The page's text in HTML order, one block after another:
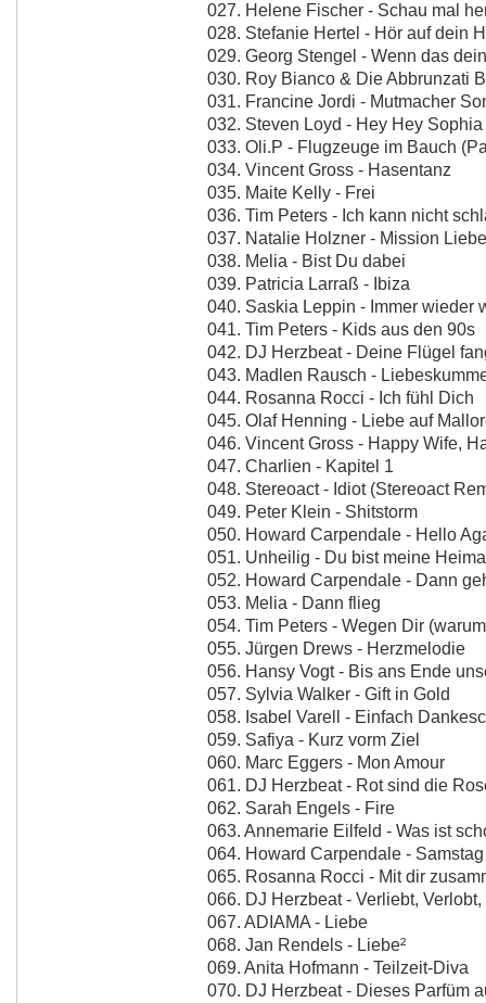
027. Helene Fischer - Schau mal
028. Stefanie Hertel - Hör auf dein
029. Georg Stengel - Wenn das
030. Roy Bianco & Die Abbrunzati
031. Francine Jordi - Mutmacher
032. Steven Loyd - Hey Hey Sophia
033. Oli.P - Flugzeuge im Bauch
034. Vincent Gross - Hasentanz
035. Maite Kelly - Frei
036. Tim Peters - Ich kann nicht
037. Natalie Holzner - Mission Liebe
038. Melia - Bist Du dabei
039. Patricia Larraß - Ibiza
040. Saskia Leppin - Immer wieder
041. Tim Peters - Kids aus den 90s
042. DJ Herzbeat - Deine Flügel
043. Madlen Rausch -
044. Rosanna Rocci - Ich fühl Dich
045. Olaf Henning - Liebe auf
046. Vincent Gross - Happy Wife,
047. Charlien - Kapitel 1
048. Stereoact - Idiot (Stereoact
049. Peter Klein - Shitstorm
050. Howard Carpendale - Hello
051. Unheilig - Du bist meine
052. Howard Carpendale - Dann
053. Melia - Dann flieg
054. Tim Peters - Wegen Dir
055. Jürgen Drews - Herzmelodie
056. Hansy Vogt - Bis ans Ende
057. Sylvia Walker - Gift in Gold
058. Isabel Varell - Einfach
059. Safiya - Kurz vorm Ziel
060. Marc Eggers - Mon Amour
061. DJ Herzbeat - Rot sind die
062. Sarah Engels - Fire
063. Annemarie Eilfeld - Was ist
064. Howard Carpendale -
065. Rosanna Rocci - Mit dir
066. DJ Herzbeat - Verliebt,
067. ADIAMA - Liebe
068. Jan Rendels - Liebe²
069. Anita Hofmann - Teilzeit-Diva
070. DJ Herzbeat - Dieses Parfüm